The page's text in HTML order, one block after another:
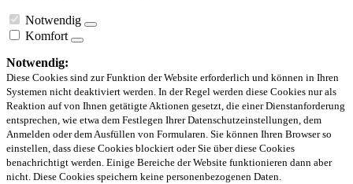
Notwendig
Komfort
Notwendig:
Diese Cookies sind zur Funktion der Website erforderlich und können in Ihren
Systemen nicht deaktiviert werden. In der Regel werden diese Cookies nur als
Reaktion auf von Ihnen getätigte Aktionen gesetzt, die einer Dienstanforderung
entsprechen, wie etwa dem Festlegen Ihrer Datenschutzeinstellungen, dem
Anmelden oder dem Ausfüllen von Formularen. Sie können Ihren Browser so
einstellen, dass diese Cookies blockiert oder Sie über diese Cookies
benachrichtigt werden. Einige Bereiche der Website funktionieren dann aber
nicht. Diese Cookies speichern keine personenbezogenen Daten.